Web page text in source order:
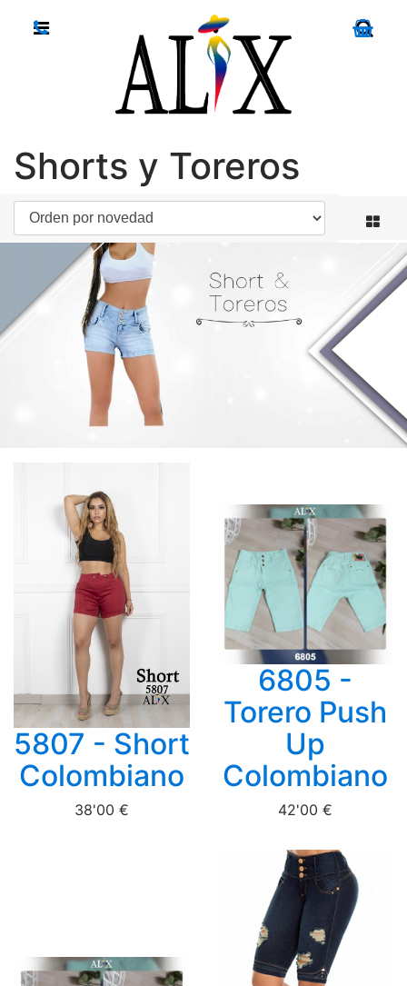
Shorts y Toreros
5807 - Short
Colombiano
38'00 €
6805 -
Torero Push
Up
Colombiano
42'00 €